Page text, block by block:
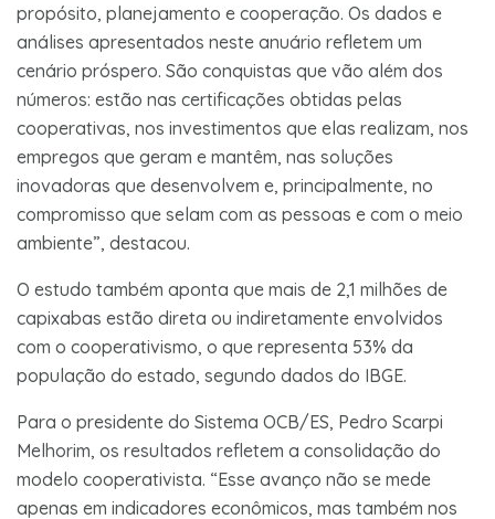
propósito, planejamento e cooperação. Os dados e
análises apresentados neste anuário refletem um
cenário próspero. São conquistas que vão além dos
números: estão nas certificações obtidas pelas
cooperativas, nos investimentos que elas realizam, nos
empregos que geram e mantêm, nas soluções
inovadoras que desenvolvem e, principalmente, no
compromisso que selam com as pessoas e com o meio
ambiente”, destacou.
O estudo também aponta que mais de 2,1 milhões de
capixabas estão direta ou indiretamente envolvidos
com o cooperativismo, o que representa 53% da
população do estado, segundo dados do IBGE.
Para o presidente do Sistema OCB/ES, Pedro Scarpi
Melhorim, os resultados refletem a consolidação do
modelo cooperativista. “Esse avanço não se mede
apenas em indicadores econômicos, mas também nos